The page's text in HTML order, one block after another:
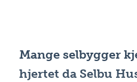
Mange selbygger
hjertet da Selbu